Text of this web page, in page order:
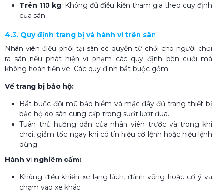
Trên 110 kg: Không đủ điều kiện tham gia theo quy định
của sân.
4.3. Quy định trang bị và hành vi trên sân
Nhân viên điều phối tại sân có quyền từ chối cho người chơi
ra sân nếu phát hiện vi phạm các quy định bên dưới mà
không hoàn tiền vé. Các quy định bắt buộc gồm:
Về trang bị bảo hộ:
Bắt buộc đội mũ bảo hiểm và mặc đầy đủ trang thiết bị
bảo hộ do sân cung cấp trong suốt lượt đua.
Tuân thủ hướng dẫn của nhân viên trước và trong khi
chơi, giảm tốc ngay khi có tín hiệu cờ lệnh hoặc hiệu lệnh
dừng.
Hành vi nghiêm cấm:
Không điều khiển xe lạng lách, đánh võng hoặc cố ý va
chạm vào xe khác.